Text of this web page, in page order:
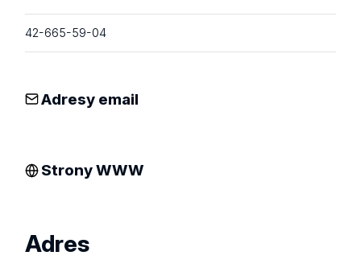
42-665-59-04
Adresy email
Strony WWW
Adres